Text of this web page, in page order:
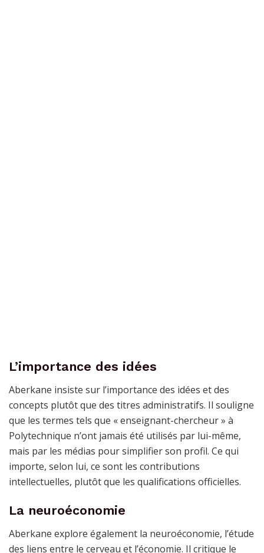
L’importance des idées
Aberkane insiste sur l’importance des idées et des
concepts plutôt que des titres administratifs. Il souligne
que les termes tels que « enseignant-chercheur » à
Polytechnique n’ont jamais été utilisés par lui-même,
mais par les médias pour simplifier son profil. Ce qui
importe, selon lui, ce sont les contributions
intellectuelles, plutôt que les qualifications officielles.
La neuroéconomie
Aberkane explore également la neuroéconomie, l’étude
des liens entre le cerveau et l’économie. Il critique le